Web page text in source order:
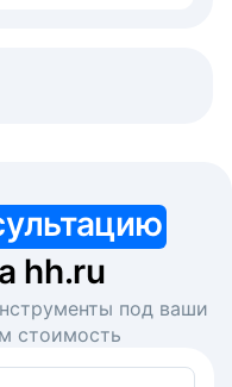
hh.ru
под ваши
стоимость